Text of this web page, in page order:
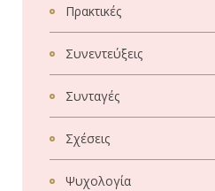
Πρακτικές
Συνεντεύξεις
Συνταγές
Σχέσεις
Ψυχολογία